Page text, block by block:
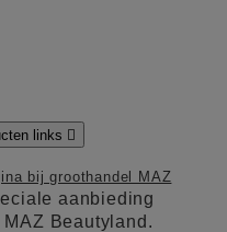
links 
bij groothandel MAZ
aanbieding
Beautyland.